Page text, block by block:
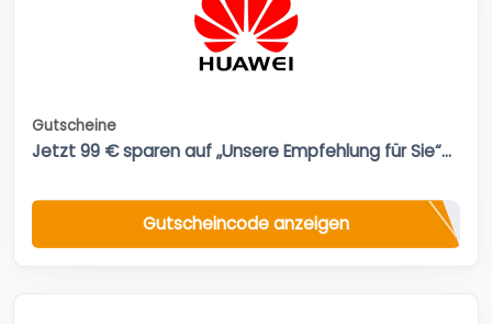
Gutscheine
Jetzt 99 € sparen auf „Unsere Empfehlung für Sie“...
Gutscheincode anzeigen